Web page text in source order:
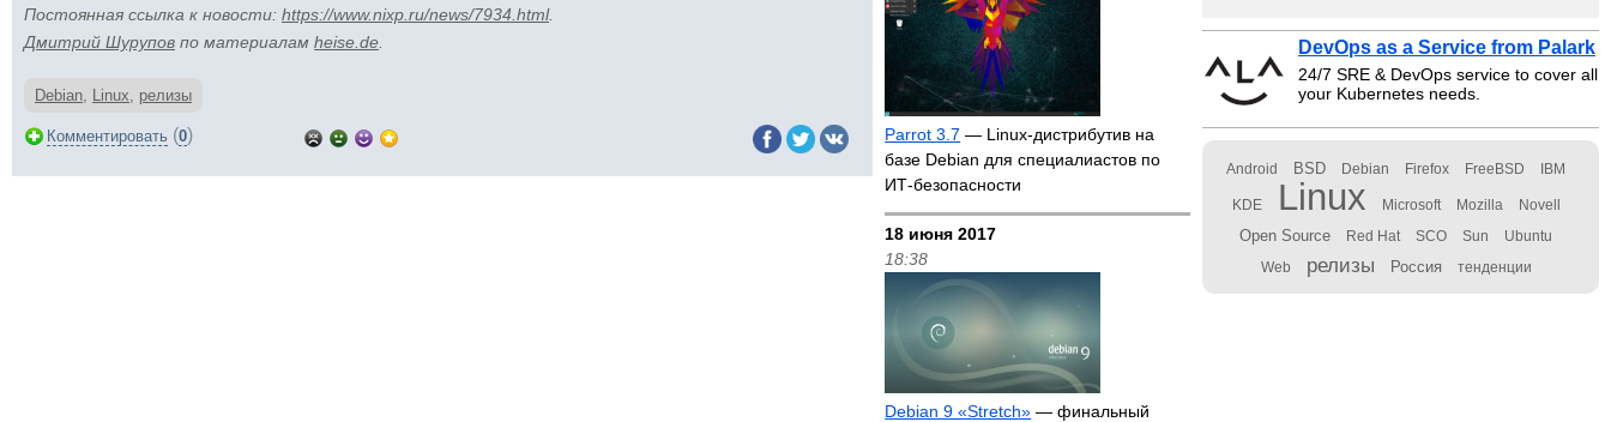
Постоянная ссылка к новости: https://www.nixp.ru/news/7934.html.
Дмитрий Шурупов по материалам heise.de
Debian, Linux, релизы
Комментировать (0) Parrot 3.7 — Linux-дистрибутив на
базе Debian для специалиастов по
ИТ-безопасности
18 июня 2017
18:38
Debian 9 «Stretch» — финальный
DevOps as a Service from Palark
24/7 SRE & DevOps service to cover all
your Kubernetes needs.
Android BSD Debian Firefox FreeBSD IBM
KDE Linux Microsoft Mozilla Novell
Open Source Red Hat SCO Sun Ubuntu
Web релизы Россия тенденции